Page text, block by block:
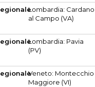
Lombardia: Cardano
al Campo (VA)
Lombardia: Pavia
(PV)
Veneto: Montecchio
Maggiore (VI)